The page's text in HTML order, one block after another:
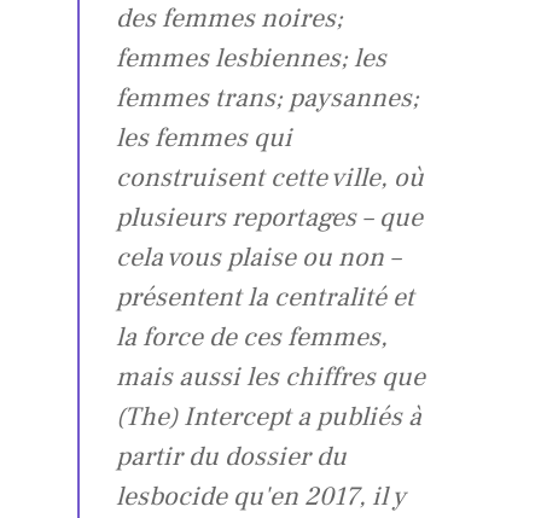
des femmes noires;
femmes lesbiennes; les
femmes trans; paysannes;
les femmes qui
construisent cette ville, où
plusieurs reportages – que
cela vous plaise ou non –
présentent la centralité et
la force de ces femmes,
mais aussi les chiffres que
(The) Intercept a publiés à
partir du dossier du
lesbocide qu'en 2017, il y